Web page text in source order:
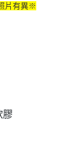
片有異※
膠